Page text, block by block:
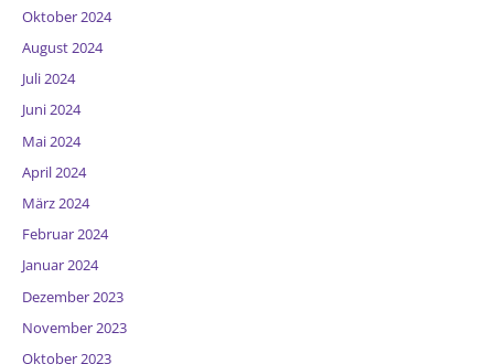
Oktober 2024
August 2024
Juli 2024
Juni 2024
Mai 2024
April 2024
März 2024
Februar 2024
Januar 2024
Dezember 2023
November 2023
Oktober 2023